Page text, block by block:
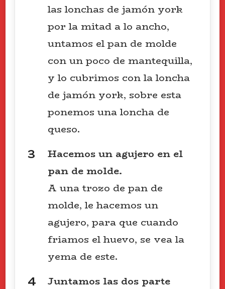
las lonchas de jamón york
por la mitad a lo ancho,
untamos el pan de molde
con un poco de mantequilla,
y lo cubrimos con la loncha
de jamón york, sobre esta
ponemos una loncha de
queso.
Hacemos un agujero en el
pan de molde.
A una trozo de pan de
molde, le hacemos un
agujero, para que cuando
friamos el huevo, se vea la
yema de este.
Juntamos las dos parte